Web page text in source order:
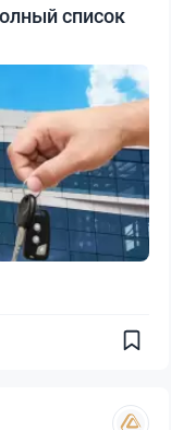
список